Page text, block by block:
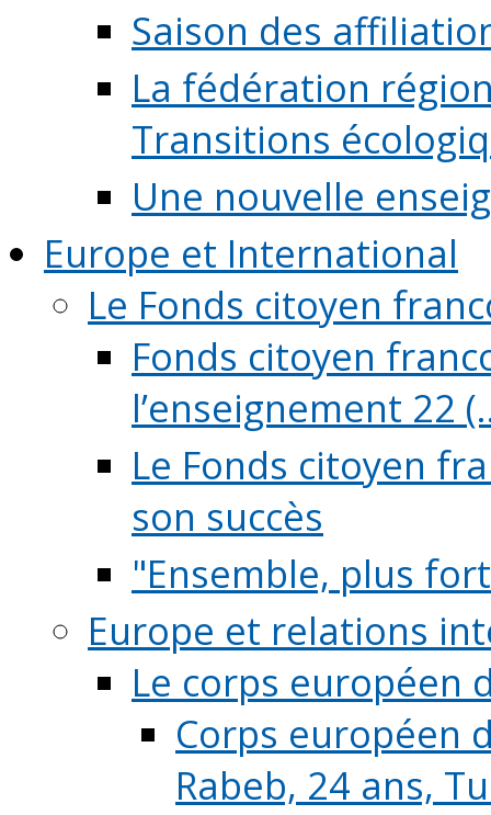
Saison des
La fédération
Transitions
Une nouvelle
Europe et International
Le Fonds citoyen
Fonds citoyen
l’enseignement 22
Le Fonds citoyen
son succès
"Ensemble, plus
Europe et relations
Le corps européen
Corps européen
Rabeb, 24 ans,